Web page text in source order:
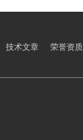
技术文章 荣誉资质